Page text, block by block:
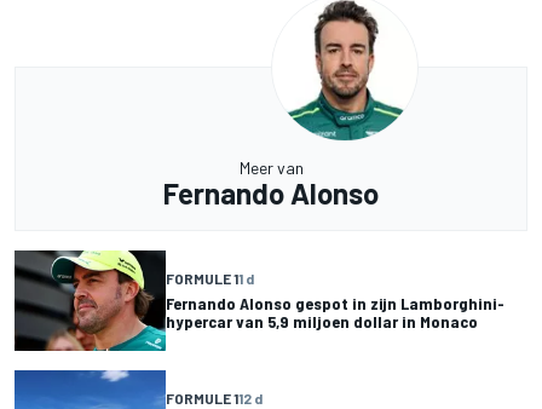
Meer van
Fernando Alonso
FORMULE 11 d
Fernando Alonso gespot in zijn Lamborghini-
hypercar van 5,9 miljoen dollar in Monaco
FORMULE 112 d